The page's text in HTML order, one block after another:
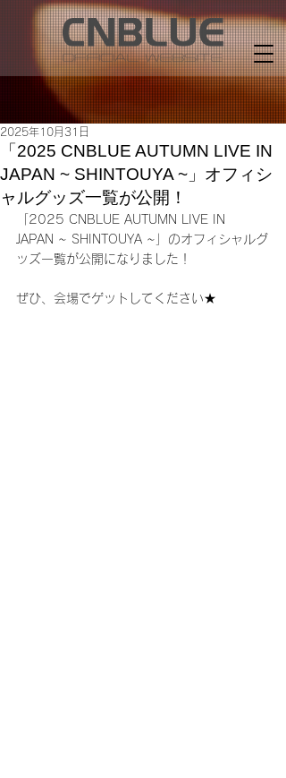
「2025 CNBLUE AUTUMN LIVE IN
JAPAN ~ SHINTOUYA ~」オフィシ
ャルグッズ一覧が公開！
2025年10月31日
「2025 CNBLUE AUTUMN LIVE IN
JAPAN ~ SHINTOUYA ~」 のオフィシャルグ
ッズ一覧が公開になりました！
ぜひ、会場でゲットしてください★